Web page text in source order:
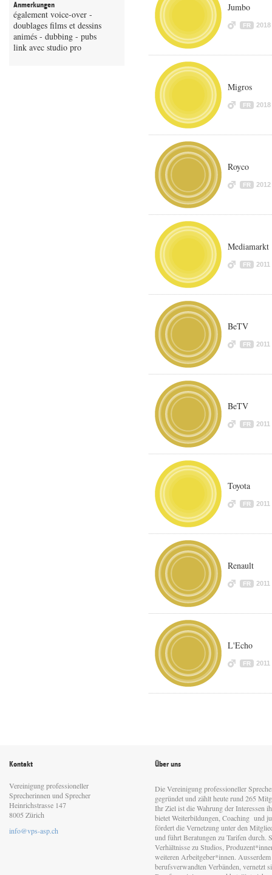
Anmerkungen
également voice-over -
doublages films et dessins
animés - dubbing - pubs
link avec studio pro
Jumbo
FR 2018
Migros
FR 2018
Royco
FR 2012
Mediamarkt
FR 2011
BeTV
FR 2011
BeTV
FR 2011
Toyota
FR 2011
Renault
FR 2011
L'Echo
FR 2011
Kontakt
Vereinigung professioneller
Sprecherinnen und Sprecher
Heinrichstrasse 147
8005 Zürich
info@vps-asp.ch
Über uns
Die Vereinigung professioneller
gegründet und zählt heute rund 265
Ihr Ziel ist die Wahrung der Interessen
bietet Weiterbildungen, Coaching und
fördert die Vernetzung unter den
und führt Beratungen zu Tarifen durch.
Verhältnisse zu Studios,
weiteren Arbeitgeber*innen.
berufsverwandten Verbänden, vernetzt